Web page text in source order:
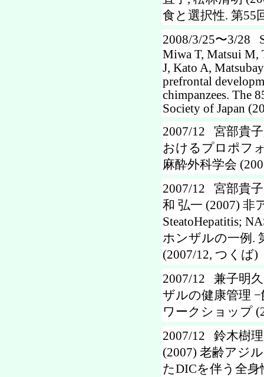
食と選択性. 第55
2008/3/25〜3/28
Miwa T, Matsui M,
J, Kato A,
prefrontal
chimpanzees. The
Society of Japan
2007/12 宮部貴
おけるプロポフ
麻酔外科学会
2007/12 宮部貴
和 弘一 (2007) 非
SteatoHepatitis;
ホンザルの一例.
(2007/12, つくば)
2007/12 兼子明
ザルの健康管理
ワークショップ
2007/12 鈴木樹
(2007) 老齢アジ
たDICを伴う全身